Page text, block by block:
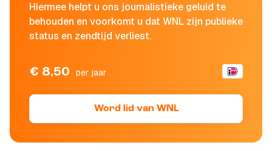
Hiermee helpt u ons journalistieke geluid te
behouden en voorkomt u dat WNL zijn publieke
status en zendtijd verliest.
€ 8,50 per jaar
Word lid van WNL